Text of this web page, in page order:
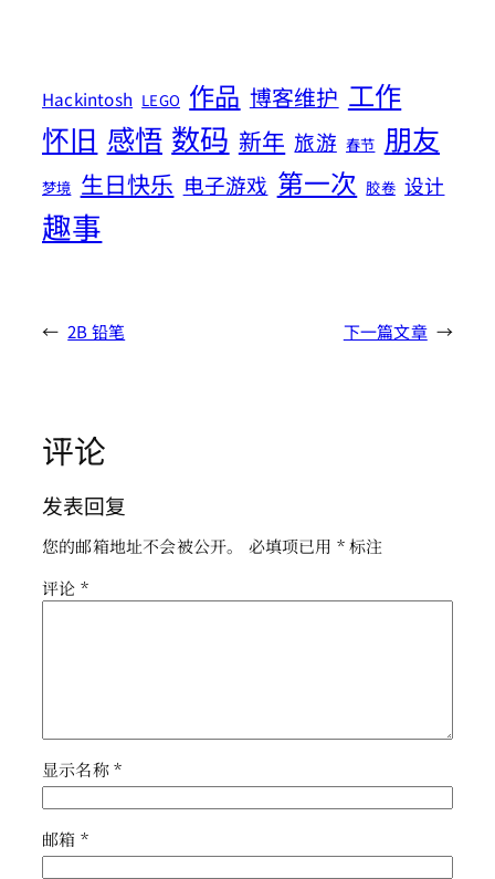
Hackintosh LEGO 作品 博客维护 工作
怀旧 感悟 数码 新年 旅游 春节 朋友
梦境 生日快乐 电子游戏 第一次 胶卷 设计
趣事
← 2B 铅笔 下一篇文章 →
评论
发表回复
您的邮箱地址不会被公开。 必填项已用 *标注
评论 *
显示名称*
邮箱 *